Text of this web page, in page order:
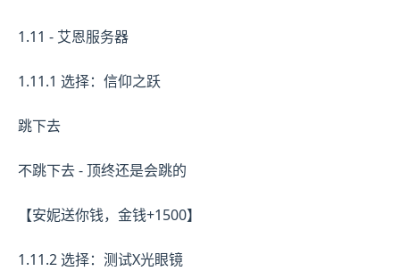
1.11 - 艾恩服务器
1.11.1 选择：信仰之跃
跳下去
不跳下去 - 顶终还是会跳的
【安妮送你钱，金钱+1500】
1.11.2 选择：测试X光眼镜